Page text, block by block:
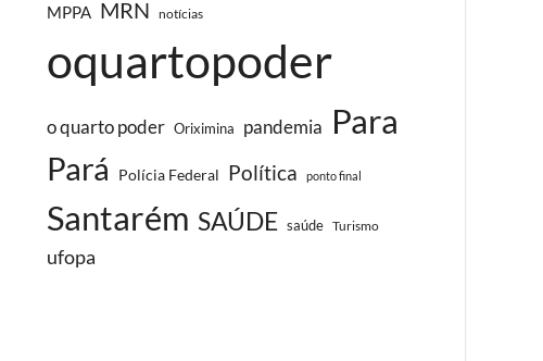
MPPA MRN notícias
oquartopoder
o quarto poder Oriximina pandemia Para
Pará Polícia Federal Política ponto final
Santarém SAÚDE saúde Turismo
ufopa